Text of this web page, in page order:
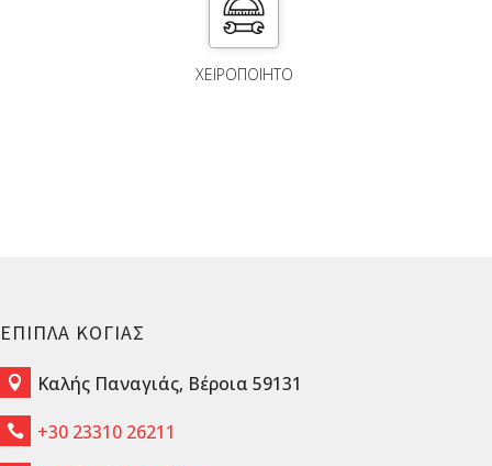
ΧΕΙΡΟΠΟΙΗΤΟ
ΕΠΙΠΛΑ ΚΟΓΙΑΣ
 Καλής Παναγιάς, Βέροια 59131
 +30 23310 26211